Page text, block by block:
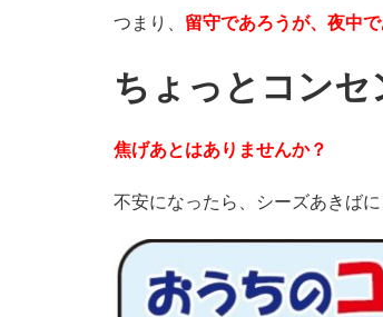
つまり、 留守であろうが、夜中
ちょっとコンセ
焦げあとはありませんか？
不安になったら、シーズあきばに